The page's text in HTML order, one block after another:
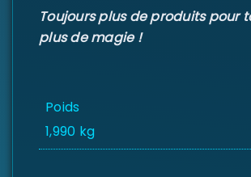
Toujours plus de produits pour
plus de magie !
Poids
1,990 kg